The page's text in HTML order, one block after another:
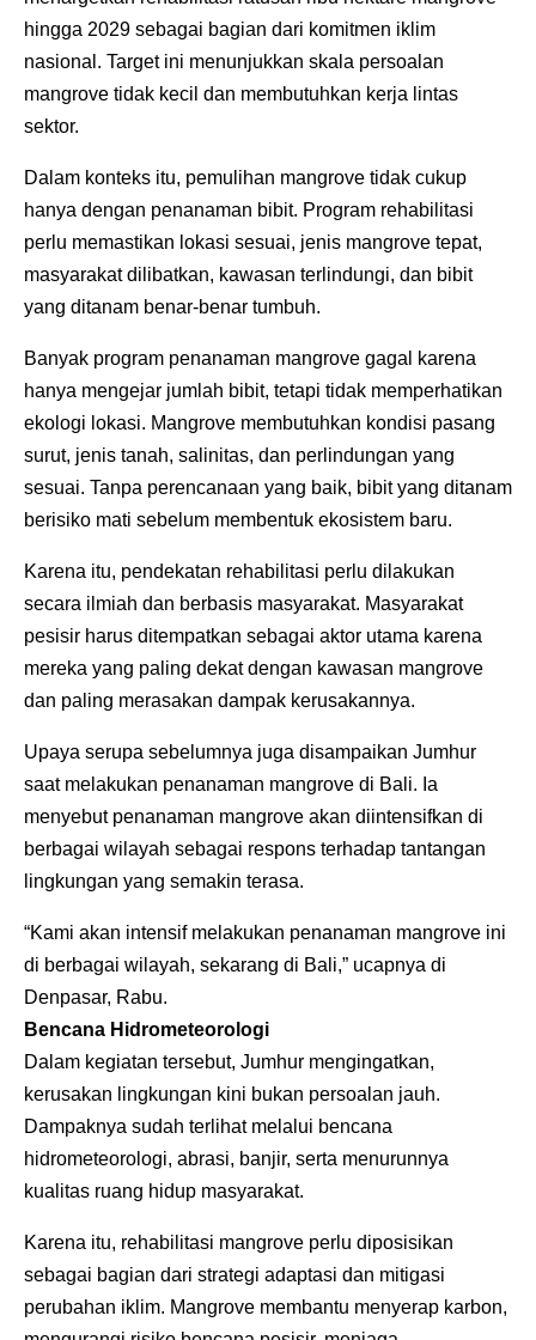
hingga 2029 sebagai bagian dari komitmen iklim
nasional. Target ini menunjukkan skala persoalan
mangrove tidak kecil dan membutuhkan kerja lintas
sektor.
Dalam konteks itu, pemulihan mangrove tidak cukup
hanya dengan penanaman bibit. Program rehabilitasi
perlu memastikan lokasi sesuai, jenis mangrove tepat,
masyarakat dilibatkan, kawasan terlindungi, dan bibit
yang ditanam benar-benar tumbuh.
Banyak program penanaman mangrove gagal karena
hanya mengejar jumlah bibit, tetapi tidak memperhatikan
ekologi lokasi. Mangrove membutuhkan kondisi pasang
surut, jenis tanah, salinitas, dan perlindungan yang
sesuai. Tanpa perencanaan yang baik, bibit yang ditanam
berisiko mati sebelum membentuk ekosistem baru.
Karena itu, pendekatan rehabilitasi perlu dilakukan
secara ilmiah dan berbasis masyarakat. Masyarakat
pesisir harus ditempatkan sebagai aktor utama karena
mereka yang paling dekat dengan kawasan mangrove
dan paling merasakan dampak kerusakannya.
Upaya serupa sebelumnya juga disampaikan Jumhur
saat melakukan penanaman mangrove di Bali. Ia
menyebut penanaman mangrove akan diintensifkan di
berbagai wilayah sebagai respons terhadap tantangan
lingkungan yang semakin terasa.
“Kami akan intensif melakukan penanaman mangrove ini
di berbagai wilayah, sekarang di Bali,” ucapnya di
Denpasar, Rabu.
Bencana Hidrometeorologi
Dalam kegiatan tersebut, Jumhur mengingatkan,
kerusakan lingkungan kini bukan persoalan jauh.
Dampaknya sudah terlihat melalui bencana
hidrometeorologi, abrasi, banjir, serta menurunnya
kualitas ruang hidup masyarakat.
Karena itu, rehabilitasi mangrove perlu diposisikan
sebagai bagian dari strategi adaptasi dan mitigasi
perubahan iklim. Mangrove membantu menyerap karbon,